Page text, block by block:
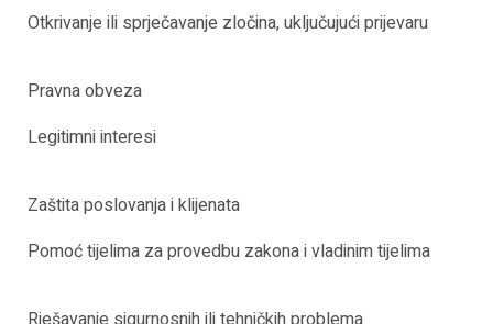
Otkrivanje ili sprječavanje zločina, uključujući prijevaru
Pravna obveza
Legitimni interesi
Zaštita poslovanja i klijenata
Pomoć tijelima za provedbu zakona i vladinim tijelima